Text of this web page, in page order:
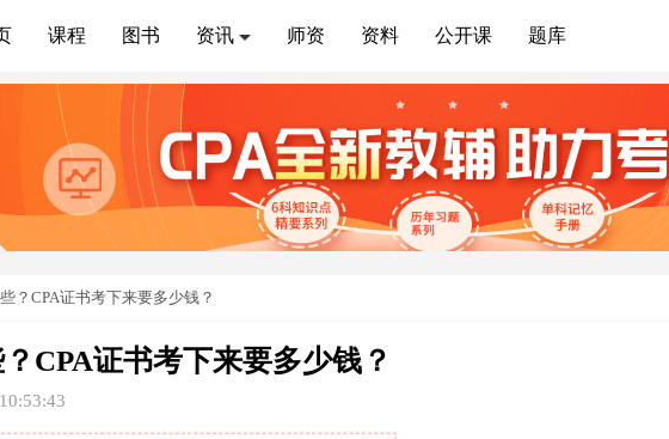
课程 图书 资讯 师资 资料 公开课 题库
？CPA证书考下来要多少钱？
CPA证书考下来要多少钱？